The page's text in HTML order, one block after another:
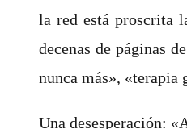
la red está proscrita
decenas de páginas
nunca más»,
Una desesperación: